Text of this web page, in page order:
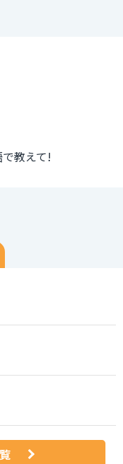
教えて!